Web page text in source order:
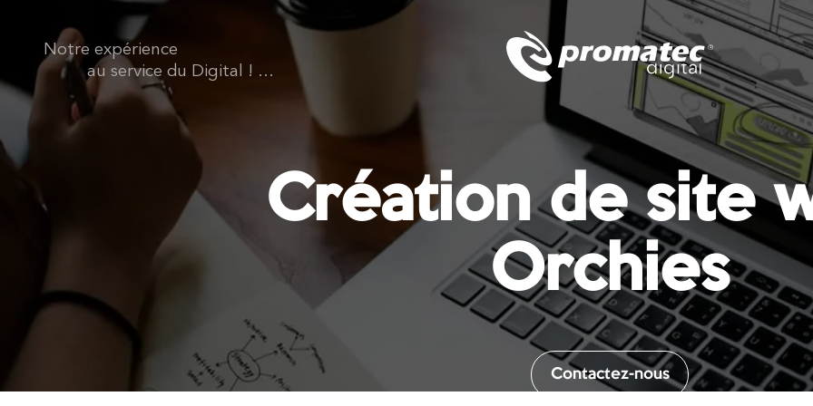
Notre expérience
au service du Digital ! ...
Création de site
Orchies
Contactez-nous